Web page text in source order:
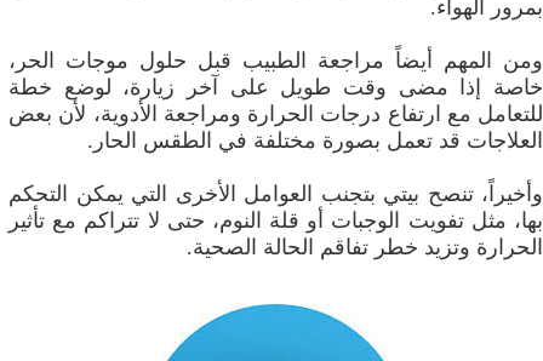
بمرور الهواء.
ومن المهم أيضاً مراجعة الطبيب قبل حلول موجات الحر،
خاصة إذا مضى وقت طويل على آخر زيارة، لوضع خطة
للتعامل مع ارتفاع درجات الحرارة ومراجعة الأدوية، لأن بعض
العلاجات قد تعمل بصورة مختلفة في الطقس الحار.
وأخيراً، تنصح بيتي بتجنب العوامل الأخرى التي يمكن التحكم
بها، مثل تفويت الوجبات أو قلة النوم، حتى لا تتراكم مع تأثير
الحرارة وتزيد خطر تفاقم الحالة الصحية.